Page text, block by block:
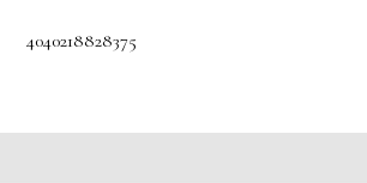
4040218828375